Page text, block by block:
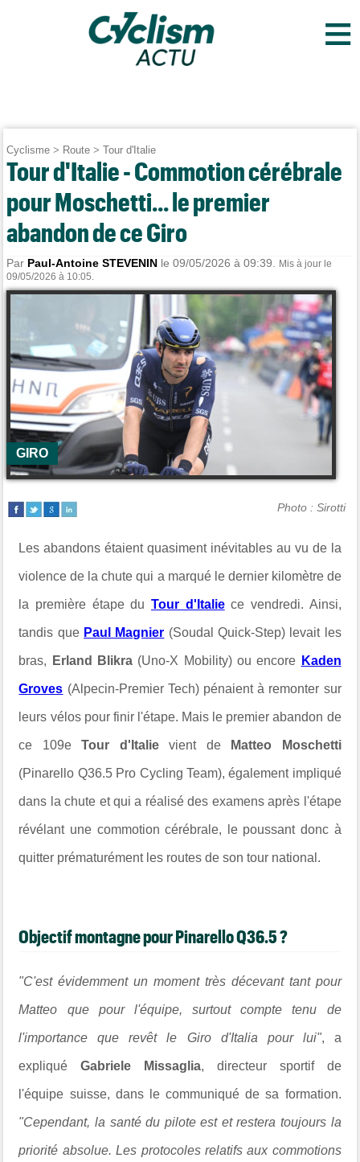
≡
Cyclisme > Route >Tour d'Italie
Tour d'Italie - Commotion cérébrale
pour Moschetti... le premier
abandon de ce Giro
Par Paul-Antoine STEVENIN le 09/05/2026 à 09:39.
Mis à jour le
09/05/2026 à 10:05.
GIRO
Photo : Sirotti
Les abandons étaient quasiment inévitables au vu de la
violence de la chute qui a marqué le dernier kilomètre de
la première étape du Tour d'Italie ce vendredi. Ainsi,
tandis que Paul Magnier (Soudal Quick-Step) levait les
bras, Erland Blikra (Uno-X Mobility) ou encore Kaden
Groves (Alpecin-Premier Tech) pénaient à remonter sur
leurs vélos pour finir l'étape. Mais le premier abandon de
ce 109eTour d'Italievient de Matteo Moschetti
(Pinarello Q36.5 Pro Cycling Team), également impliqué
dans la chute et qui a réalisé des examens après l'étape
révélant une commotion cérébrale, le poussant donc à
quitter prématurément les routes de son tour national.
Objectif montagne pour Pinarello Q36.5 ?
"C'est évidemment un moment très décevant tant pour
Matteo que pour l'équipe, surtout compte tenu de
l'importance que revêt le Giro d'Italia pour lui", a
expliquéGabriele Missaglia, directeur sportif de
l'équipe suisse, dans le communiqué de sa formation.
"Cependant, la santé du pilote est et restera toujours la
priorité absolue. Les protocoles relatifs aux commotions